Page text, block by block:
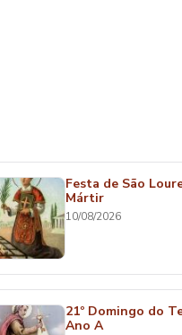
Festa de São
Mártir
10/08/2026
21º Domingo do
Ano A